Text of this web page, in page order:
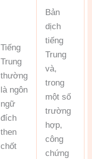
Tiếng
Trung
thường
là ngôn
ngữ
đích
then
chốt
Bản
dịch
tiếng
Trung
và,
trong
một số
trường
hợp,
công
chứng